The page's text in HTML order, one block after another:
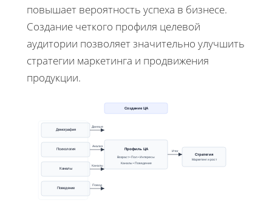
повышает вероятность успеха в бизнесе.
Создание четкого профиля целевой
аудитории позволяет значительно улучшить
стратегии маркетинга и продвижения
продукции.
Создание ЦА
Демография
Психология
Каналы
Поведение
Профиль ЦА
Возраст • Пол • Интересы
Каналы • Поведение
Стратегия
Маркетинг и рост
Данные
Анализ
Каналы
Повод
Итог